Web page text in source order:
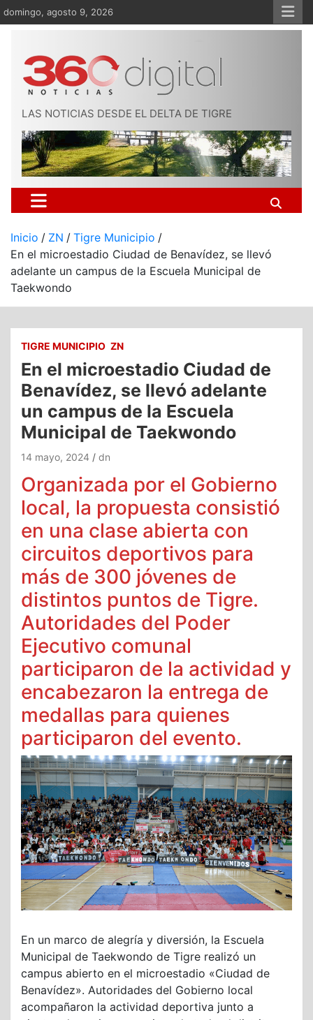
Saltar
al
domingo, agosto 9, 2026
LAS NOTICIAS DESDE EL DELTA DE TIGRE
Inicio ZN
Tigre Municipio
En el microestadio Ciudad de Benavídez, se llevó
adelante un campus de la Escuela Municipal de
Taekwondo
TIGRE MUNICIPIO ZN
En el microestadio Ciudad de
Benavídez, se llevó adelante
un campus de la Escuela
Municipal de Taekwondo
14 mayo, 2024 dn
Organizada por el Gobierno
local, la propuesta consistió
en una clase abierta con
circuitos deportivos para
más de 300 jóvenes de
distintos puntos de Tigre.
Autoridades del Poder
Ejecutivo comunal
participaron de la actividad y
encabezaron la entrega de
medallas para quienes
participaron del evento.
En un marco de alegría y diversión, la Escuela
Municipal de Taekwondo de Tigre realizó un
campus abierto en el microestadio «Ciudad de
Benavídez». Autoridades del Gobierno local
acompañaron la actividad deportiva junto a